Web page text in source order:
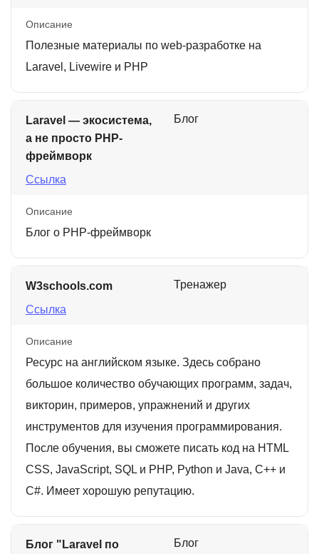
Описание
Полезные материалы по web-разработке на
Laravel, Livewire и PHP
Laravel — экосистема,
а не просто PHP-
фреймворк
Ссылка
Блог
Описание
Блог о PHP-фреймворк
W3schools.com
Ссылка
Тренажер
Описание
Ресурс на английском языке. Здесь собрано
большое количество обучающих программ, задач,
викторин, примеров, упражнений и других
инструментов для изучения программирования.
После обучения, вы сможете писать код на HTML
CSS, JavaScript, SQL и PHP, Python и Java, C++ и
C#. Имеет хорошую репутацию.
Блог "Laravel по
Блог